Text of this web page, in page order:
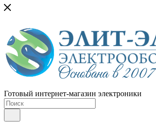
Готовый интернет-магазин электроники